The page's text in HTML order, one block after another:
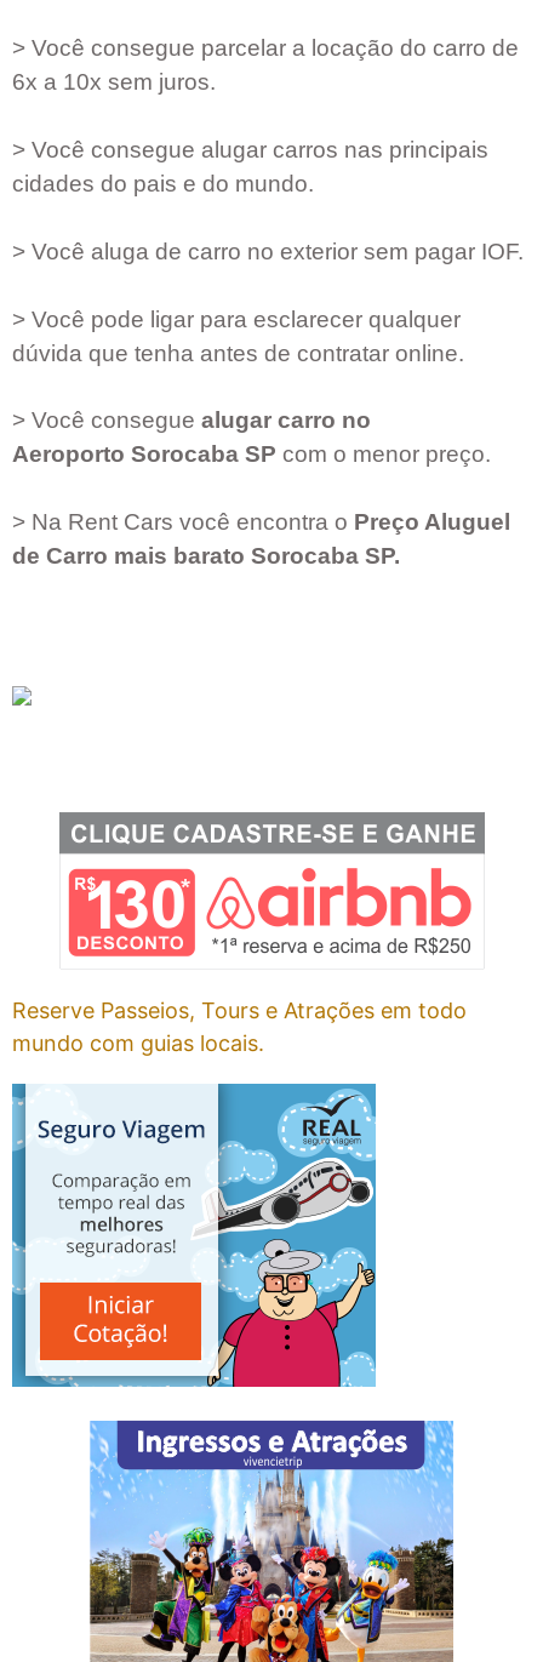
> Você consegue parcelar a locação do carro de
6x a 10x sem juros.
> Você consegue alugar carros nas principais
cidades do pais e do mundo.
> Você aluga de carro no exterior sem pagar IOF.
> Você pode ligar para esclarecer qualquer
dúvida que tenha antes de contratar online.
> Você consegue alugar carro no
Aeroporto Sorocaba SP com o menor preço.
> Na Rent Cars você encontra o Preço Aluguel
de Carro mais barato Sorocaba SP.
Reserve Passeios, Tours e Atrações em todo
mundo com guias locais.